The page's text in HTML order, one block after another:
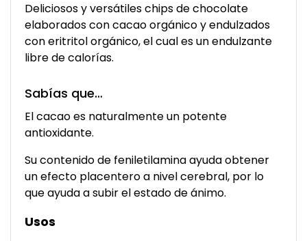
Deliciosos y versátiles chips de chocolate
elaborados con cacao orgánico y endulzados
con eritritol orgánico, el cual es un endulzante
libre de calorías.
Sabías que…
El cacao es naturalmente un potente
antioxidante.
Su contenido de feniletilamina ayuda obtener
un efecto placentero a nivel cerebral, por lo
que ayuda a subir el estado de ánimo.
Usos